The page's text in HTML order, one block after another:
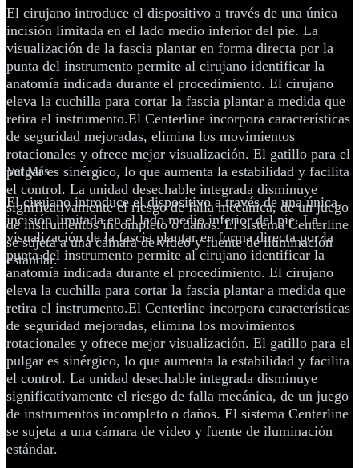
El cirujano introduce el dispositivo a través de una única
incisión limitada en el lado medio inferior del pie. La
visualización de la fascia plantar en forma directa por la
punta del instrumento permite al cirujano identificar la
anatomía indicada durante el procedimiento. El cirujano
eleva la cuchilla para cortar la fascia plantar a medida que
retira el instrumento.El Centerline incorpora características
de seguridad mejoradas, elimina los movimientos
rotacionales y ofrece mejor visualización. El gatillo para el
pulgar es sinérgico, lo que aumenta la estabilidad y facilita
el control. La unidad desechable integrada disminuye
significativamente el riesgo de falla mecánica, de un juego
de instrumentos incompleto o daños. El sistema Centerline
se sujeta a una cámara de video y fuente de iluminación
estándar.
Ver Más
El cirujano introduce el dispositivo a través de una única
incisión limitada en el lado medio inferior del pie. La
visualización de la fascia plantar en forma directa por la
punta del instrumento permite al cirujano identificar la
anatomía indicada durante el procedimiento. El cirujano
eleva la cuchilla para cortar la fascia plantar a medida que
retira el instrumento.El Centerline incorpora características
de seguridad mejoradas, elimina los movimientos
rotacionales y ofrece mejor visualización. El gatillo para el
pulgar es sinérgico, lo que aumenta la estabilidad y facilita
el control. La unidad desechable integrada disminuye
significativamente el riesgo de falla mecánica, de un juego
de instrumentos incompleto o daños. El sistema Centerline
se sujeta a una cámara de video y fuente de iluminación
estándar.